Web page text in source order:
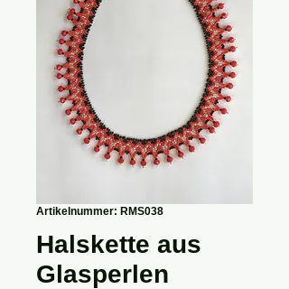
Artikelnummer: RMS038
Halskette aus
Glasperlen